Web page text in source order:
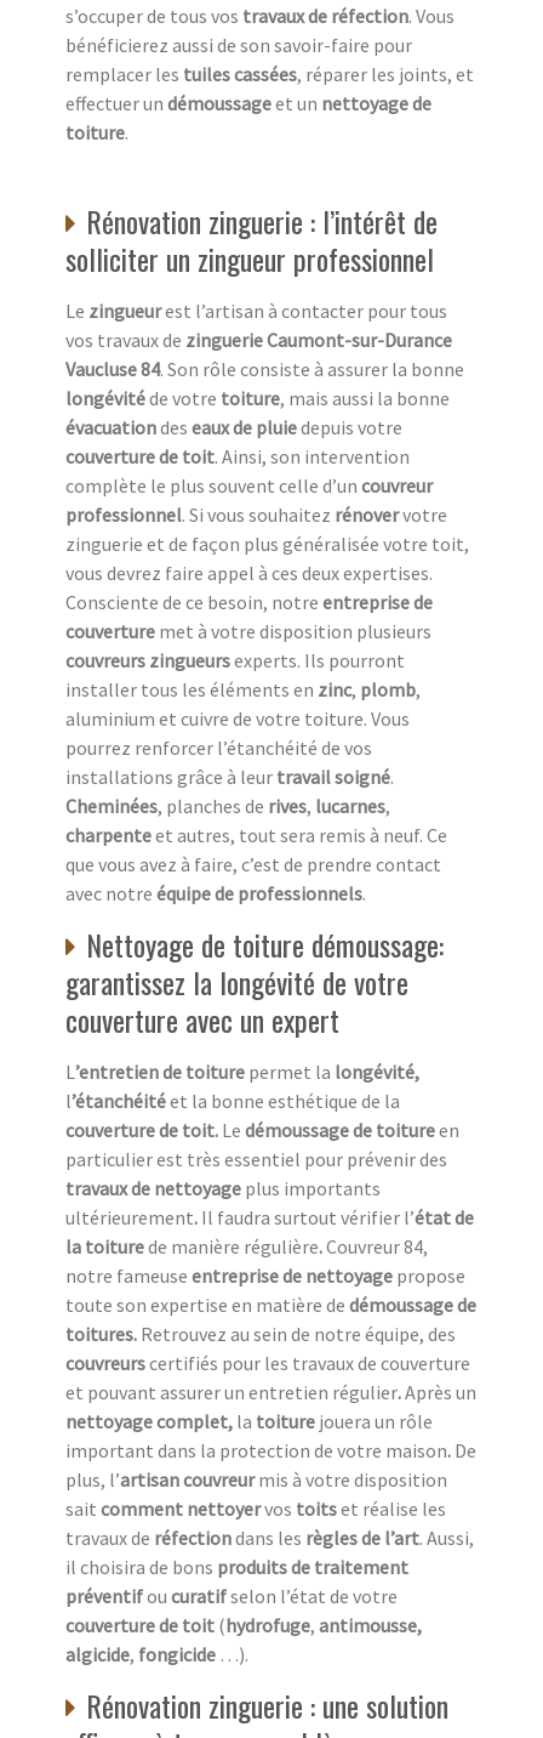
s’occuper de tous vos travaux de réfection. Vous
bénéficierez aussi de son savoir-faire pour
remplacer les tuiles cassées, réparer les joints, et
effectuer un démoussageet un nettoyage de
toiture.
Rénovation zinguerie : l’intérêt de
solliciter un zingueur professionnel
Le zingueurest l’artisan à contacter pour tous
vos travaux de zinguerie Caumont-sur-Durance
Vaucluse 84. Son rôle consiste à assurer la bonne
longévitéde votre toiture, mais aussi la bonne
évacuationdes eaux de pluiedepuis votre
couverture de toit. Ainsi, son intervention
complète le plus souvent celle d’un couvreur
professionnel. Si vous souhaitez rénovervotre
zinguerie et de façon plus généralisée votre toit,
vous devrez faire appel à ces deux expertises.
Consciente de ce besoin, notre entreprise de
couverture met à votre disposition plusieurs
couvreurs zingueursexperts. Ils pourront
installer tous les éléments en zinc, plomb,
aluminium et cuivre de votre toiture. Vous
pourrez renforcer l’étanchéité de vos
installations grâce à leur travail soigné.
Cheminées, planches de rives, lucarnes,
charpenteet autres, tout sera remis à neuf. Ce
que vous avez à faire, c’est de prendre contact
avec notre équipe de professionnels.
Nettoyage de toiture démoussage:
garantissez la longévité de votre
couverture avec un expert
L ’entretien de toiture permet la longévité,
l’étanchéitéet la bonne esthétique de la
couverture de toit. Le démoussage de toitureen
particulier est très essentiel pour prévenir des
travaux de nettoyage plus importants
ultérieurement. Il faudra surtout vérifier l’état de
la toiturede manière régulière.Couvreur 84,
notre fameuse entreprise de nettoyage propose
toute son expertise en matière de démoussage de
toitures. Retrouvez au sein de notre équipe, des
couvreurscertifiés pour les travaux de couverture
et pouvant assurer un entretien régulier.Après un
nettoyage complet, la toiture jouera un rôle
important dans la protection de votre maison. De
plus, l’artisan couvreurmis à votre disposition
sait comment nettoyervos toitset réalise les
travaux de réfectiondans les règles de l’art. Aussi,
il choisira de bons produits de traitement
préventifou curatifselon l’état de votre
couverture de toit (hydrofuge, antimousse,
algicide, fongicide …).
Rénovation zinguerie : une solution